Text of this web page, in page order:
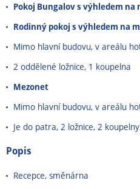
Pokoj Bungalov s výhledem na
Rodinný pokoj s výhledem na
Mimo hlavní budovu, v areálu
2 oddělené ložnice, 1 koupelna
Mezonet
Mimo hlavní budovu, v areálu
Je do patra, 2 ložnice, 2 koupelny
Popis
Recepce, směnárna